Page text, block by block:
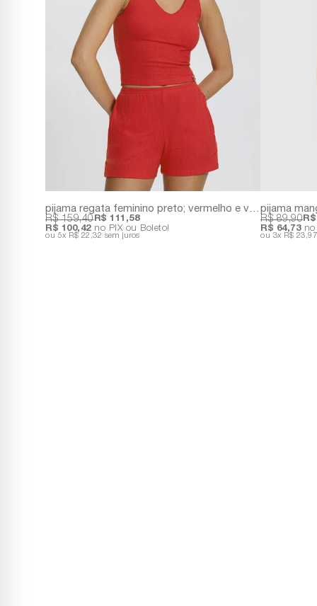
pijama regata feminino preto; vermelho e verde
R$ 100,42no PIX ou Boleto!
R$ 159,40R$ 111,58
5x R$ 22,32 sem juros
R$ 64,73no
R$ 89,90
3x R$ 23,97